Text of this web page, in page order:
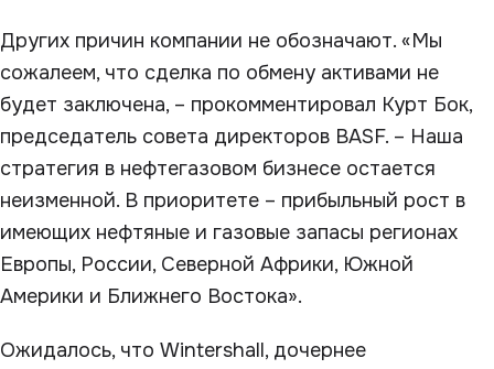
Других причин компании не обозначают. «Мы
сожалеем, что сделка по обмену активами не
будет заключена, – прокомментировал Курт Бок,
председатель совета директоров BASF. – Наша
стратегия в нефтегазовом бизнесе остается
неизменной. В приоритете – прибыльный рост в
имеющих нефтяные и газовые запасы регионах
Европы, России, Северной Африки, Южной
Америки и Ближнего Востока».
Ожидалось, что Wintershall, дочернее